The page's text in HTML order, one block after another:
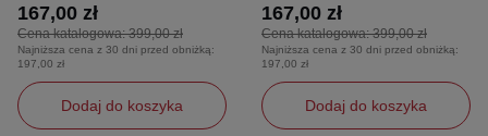
Cena katalogowa:399,00 zł
167,00 zł
Najniższa cena z 30 dni przed obniżką:
197,00 zł
Dodaj do koszyka
Cena katalogowa:399,00 zł
167,00 zł
Najniższa cena z 30 dni przed obniżką:
197,00 zł
Dodaj do koszyka